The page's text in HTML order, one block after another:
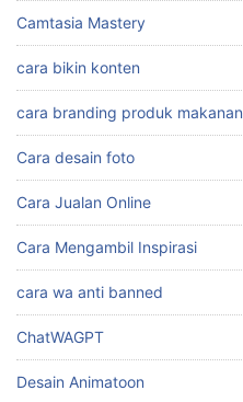
Camtasia Mastery
cara bikin konten
cara branding produk makanan
Cara desain foto
Cara Jualan Online
Cara Mengambil Inspirasi
cara wa anti banned
ChatWAGPT
Desain Animatoon